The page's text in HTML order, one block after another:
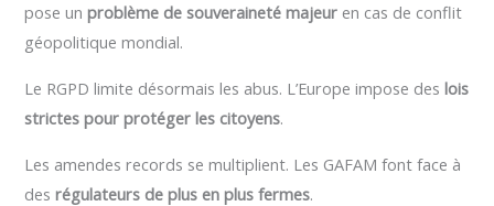
pose unproblème de souveraineté majeur en cas de conflit
géopolitique mondial.
Le RGPD limite désormais les abus. L’Europe impose deslois
strictes pour protéger les citoyens.
Les amendes records se multiplient. Les GAFAM font face à
desrégulateurs de plus en plus fermes.